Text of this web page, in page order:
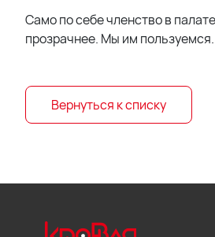
Само по себе членство в
прозрачнее. Мы им пользуемся.
Вернуться к списку